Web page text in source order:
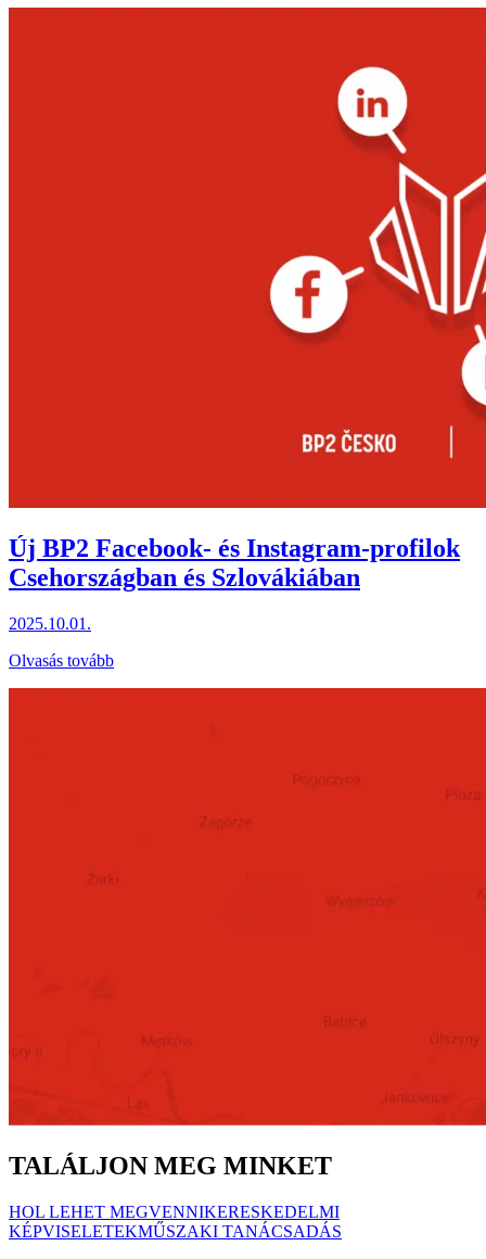
Új BP2 Facebook- és Instagram-profilok
Csehországban és Szlovákiában
2025.10.01.
Olvasás tovább
TALÁLJON MEG MINKET
HOL LEHET MEGVENNIKERESKEDELMI
KÉPVISELETEKMŰSZAKI TANÁCSADÁS